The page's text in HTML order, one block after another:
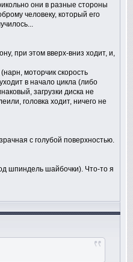
они в разные стороны
человеку, который его
при этом вверх-вниз ходит, и,
моторчик скорость
в начало цикла (либо
загрузки диска не
головка ходит, ничего не
с голубой поверхностью.
шпиндель шайбочки). Что-то я